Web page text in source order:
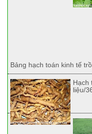
Bảng hạch toán kinh tế
Hạch
liệu/